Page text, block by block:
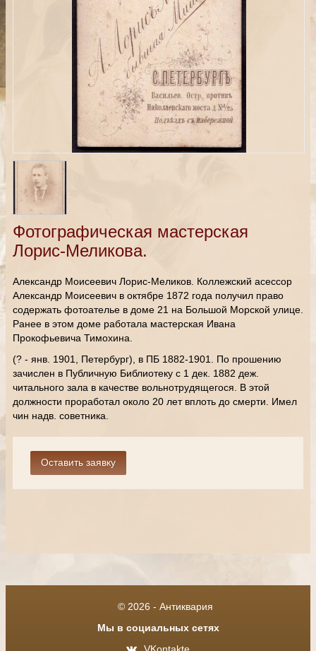
Фотографическая мастерская
Лорис-Меликова.
Александр Моисеевич Лорис-Меликов. Коллежский асессор
Александр Моисеевич в октябре 1872 года получил право
содержать фотоателье в доме 21 на Большой Морской улице.
Ранее в этом доме работала мастерская Ивана
Прокофьевича Тимохина.
(? - янв. 1901, Петербург), в ПБ 1882-1901. По прошению
зачислен в Публичную Библиотеку с 1 дек. 1882 деж.
читального зала в качестве вольнотрудящегося. В этой
должности проработал около 20 лет вплоть до смерти. Имел
чин надв. советника.
© 2026 - Антиквария
Мы в социальных сетях